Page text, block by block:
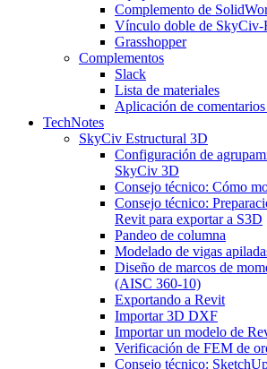
Complemento de
Vínculo doble de SkyCiv-
Grasshopper
Complementos
Slack
Lista de materiales
Aplicación de
TechNotes
SkyCiv Estructural 3D
Configuración de
SkyCiv 3D
Consejo técnico: Cómo
Consejo técnico:
Revit para exportar a S3D
Pandeo de columna
Modelado de vigas
Diseño de marcos de
(AISC 360-10)
Exportando a Revit
Importar 3D DXF
Importar un modelo de
Verificación de FEM de
Consejo técnico: